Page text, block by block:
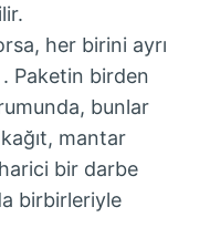
her birini ayrı
. Paketin birden
bunlar
mantar
bir darbe
birbirleriyle